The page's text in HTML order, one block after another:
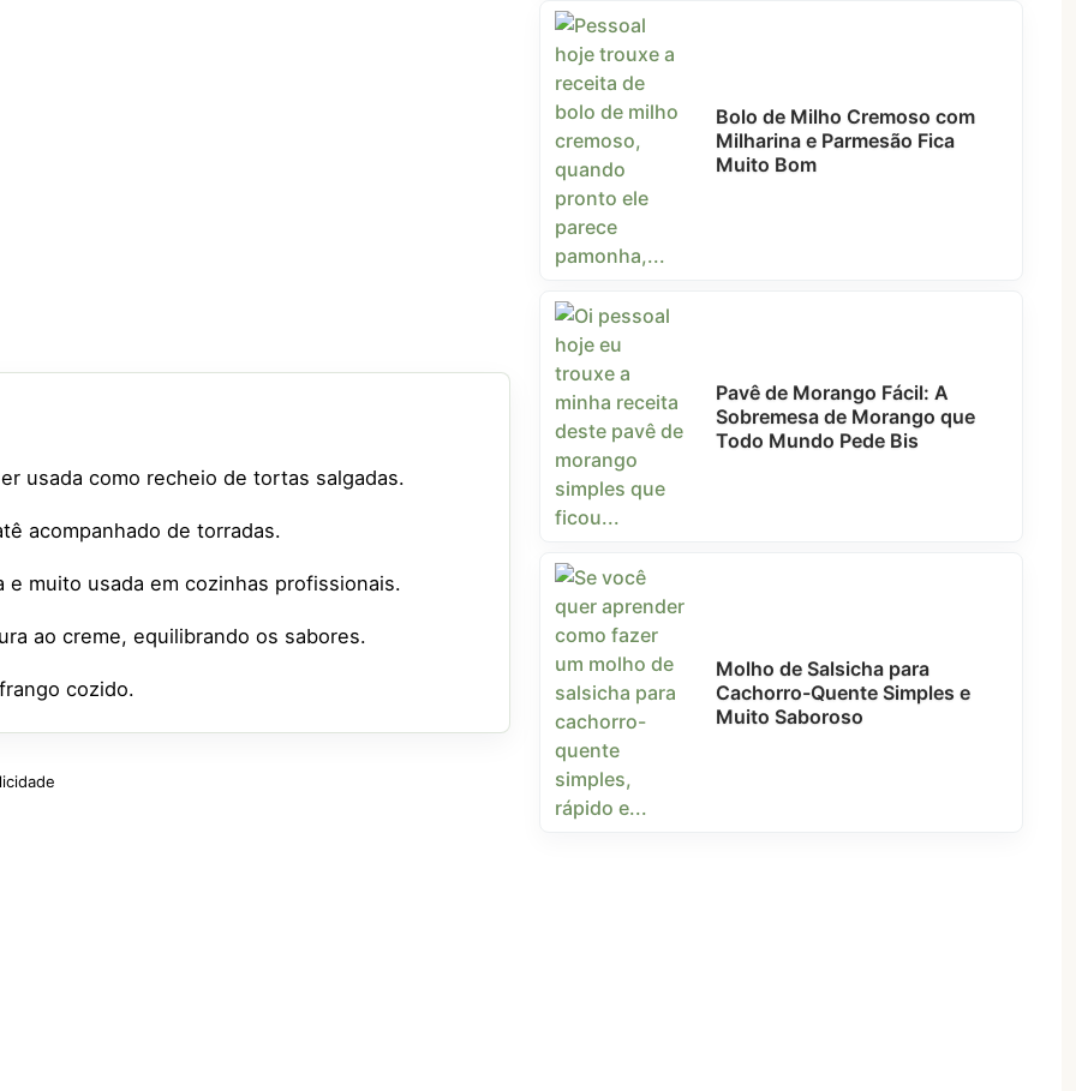
usada como recheio de tortas salgadas.
acompanhado de torradas.
muito usada em cozinhas profissionais.
ao creme, equilibrando os sabores.
cozido.
Bolo de Milho Cremoso com
Milharina e Parmesão Fica
Muito Bom
Pavê de Morango Fácil: A
Sobremesa de Morango que
Todo Mundo Pede Bis
Molho de Salsicha para
Cachorro-Quente Simples e
Muito Saboroso